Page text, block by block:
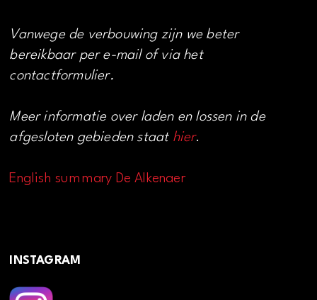
Vanwege de verbouwing zijn we beter
bereikbaar per e-mail of via het
contactformulier.
Meer informatie over laden en lossen in de
afgesloten gebieden staat hier.
English summary De Alkenaer
INSTAGRAM